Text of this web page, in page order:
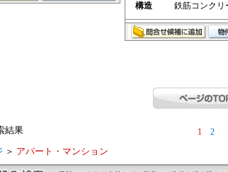
構造
鉄筋コンクリ
結果 1 2
＞ アパート・マンション